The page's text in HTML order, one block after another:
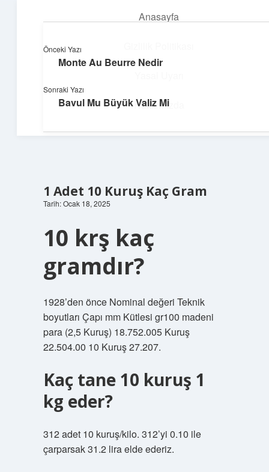
Anasayfa
Hakkımızda
Dijital dünyada keyifli bir macera!
1 Adet 10 Kuruş Kaç Gram
Tarih: Ocak 18, 2025
10 krş kaç
gramdır?
1928’den önce Nominal değeri Teknik
boyutları Çapı mm Kütlesi gr100 madeni
para (2,5 Kuruş) 18.752.005 Kuruş
22.504.00 10 Kuruş 27.207.
Kaç tane 10 kuruş 1
kg eder?
312 adet 10 kuruş/kilo. 312’yi 0.10 ile
çarparsak 31.2 lira elde ederiz.
Önceki Yazı
Monte Au Beurre Nedir
Sonraki Yazı
Bavul Mu Büyük Valiz Mi